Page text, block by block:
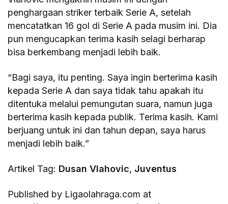
penghargaan striker terbaik Serie A, setelah
mencatatkan 16 gol di Serie A pada musim ini. Dia
pun mengucapkan terima kasih selagi berharap
bisa berkembang menjadi lebih baik.
“Bagi saya, itu penting. Saya ingin berterima kasih
kepada Serie A dan saya tidak tahu apakah itu
ditentuka melalui pemungutan suara, namun juga
berterima kasih kepada publik. Terima kasih. Kami
berjuang untuk ini dan tahun depan, saya harus
menjadi lebih baik.”
Artikel Tag: Dusan Vlahovic, Juventus
Published by Ligaolahraga.com at